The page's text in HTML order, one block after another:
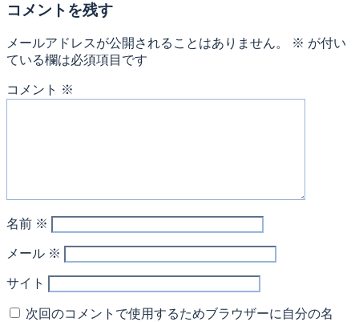
コメントを残す
メールアドレスが公開されることはありません。 ※ が付い
ている欄は必須項目です
コメント ※
名前 ※
メール ※
サイト
次回のコメントで使用するためブラウザーに自分の名